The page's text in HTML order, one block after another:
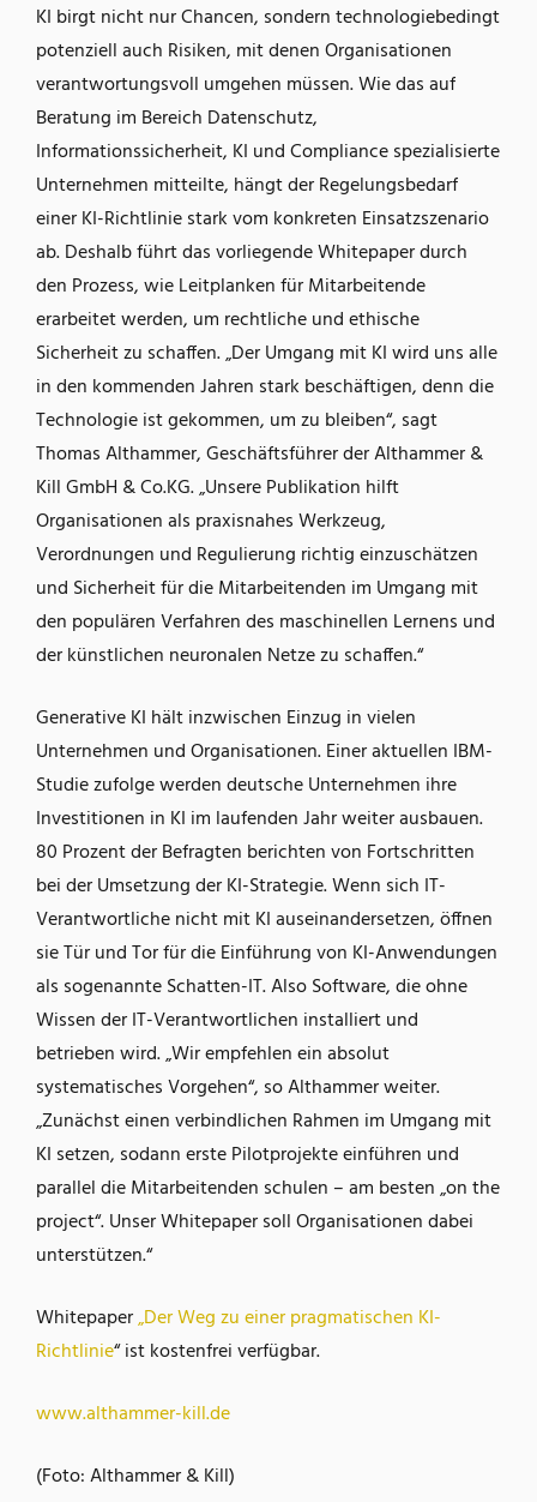
KI birgt nicht nur Chancen, sondern technologiebedingt
potenziell auch Risiken, mit denen Organisationen
verantwortungsvoll umgehen müssen. Wie das auf
Beratung im Bereich Datenschutz,
Informationssicherheit, KI und Compliance spezialisierte
Unternehmen mitteilte, hängt der Regelungsbedarf
einer KI-Richtlinie stark vom konkreten Einsatzszenario
ab. Deshalb führt das vorliegende Whitepaper durch
den Prozess, wie Leitplanken für Mitarbeitende
erarbeitet werden, um rechtliche und ethische
Sicherheit zu schaffen. „Der Umgang mit KI wird uns alle
in den kommenden Jahren stark beschäftigen, denn die
Technologie ist gekommen, um zu bleiben“, sagt
Thomas Althammer, Geschäftsführer der Althammer &
Kill GmbH & Co.KG. „Unsere Publikation hilft
Organisationen als praxisnahes Werkzeug,
Verordnungen und Regulierung richtig einzuschätzen
und Sicherheit für die Mitarbeitenden im Umgang mit
den populären Verfahren des maschinellen Lernens und
der künstlichen neuronalen Netze zu schaffen.“
Generative KI hält inzwischen Einzug in vielen
Unternehmen und Organisationen. Einer aktuellen IBM-
Studie zufolge werden deutsche Unternehmen ihre
Investitionen in KI im laufenden Jahr weiter ausbauen.
80 Prozent der Befragten berichten von Fortschritten
bei der Umsetzung der KI-Strategie. Wenn sich IT-
Verantwortliche nicht mit KI auseinandersetzen, öffnen
sie Tür und Tor für die Einführung von KI-Anwendungen
als sogenannte Schatten-IT. Also Software, die ohne
Wissen der IT-Verantwortlichen installiert und
betrieben wird. „Wir empfehlen ein absolut
systematisches Vorgehen“, so Althammer weiter.
„Zunächst einen verbindlichen Rahmen im Umgang mit
KI setzen, sodann erste Pilotprojekte einführen und
parallel die Mitarbeitenden schulen – am besten „on the
project“. Unser Whitepaper soll Organisationen dabei
unterstützen.“
Whitepaper„Der Weg zu einer pragmatischen KI-
Richtlinie“ ist kostenfrei verfügbar.
www.althammer-kill.de
(Foto: Althammer & Kill)